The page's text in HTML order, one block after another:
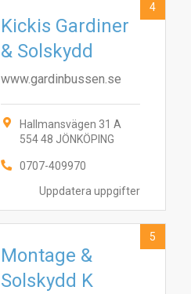
Uppdatera uppgifter
Kickis Gardiner
& Solskydd
www.gardinbussen.se
Hallmansvägen 31 A
554 48 JÖNKÖPING
0707-409970
4
Montage &
Solskydd K
5